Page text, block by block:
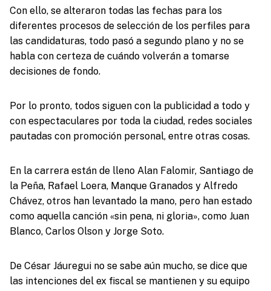
Con ello, se alteraron todas las fechas para los
diferentes procesos de selección de los perfiles para
las candidaturas, todo pasó a segundo plano y no se
habla con certeza de cuándo volverán a tomarse
decisiones de fondo.
Por lo pronto, todos siguen con la publicidad a todo y
con espectaculares por toda la ciudad, redes sociales
pautadas con promoción personal, entre otras cosas.
En la carrera están de lleno Alan Falomir, Santiago de
la Peña, Rafael Loera, Manque Granados y Alfredo
Chávez, otros han levantado la mano, pero han estado
como aquella canción «sin pena, ni gloria», como Juan
Blanco, Carlos Olson y Jorge Soto.
De César Jáuregui no se sabe aún mucho, se dice que
las intenciones del ex fiscal se mantienen y su equipo